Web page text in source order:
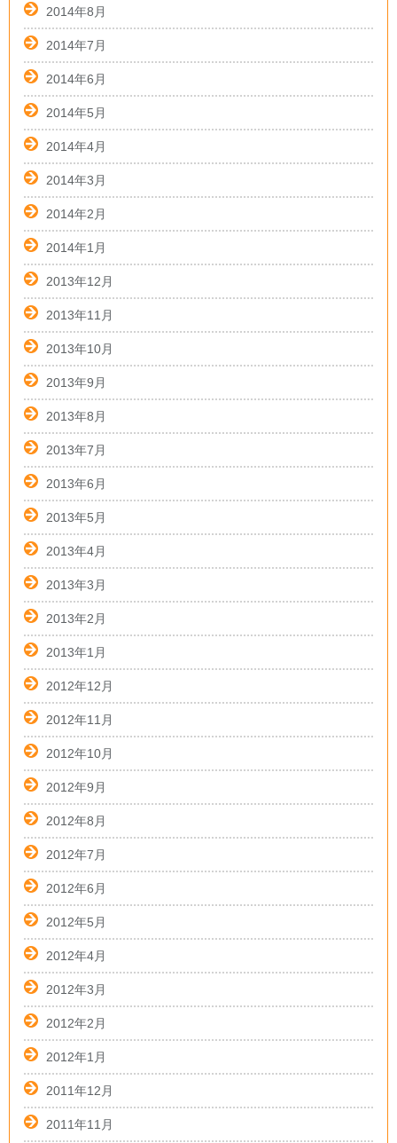
2014年8月
2014年7月
2014年6月
2014年5月
2014年4月
2014年3月
2014年2月
2014年1月
2013年12月
2013年11月
2013年10月
2013年9月
2013年8月
2013年7月
2013年6月
2013年5月
2013年4月
2013年3月
2013年2月
2013年1月
2012年12月
2012年11月
2012年10月
2012年9月
2012年8月
2012年7月
2012年6月
2012年5月
2012年4月
2012年3月
2012年2月
2012年1月
2011年12月
2011年11月